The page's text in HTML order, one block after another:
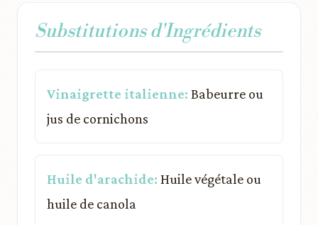
Substitutions d'Ingrédients
Vinaigrette italienne: Babeurre ou
jus de cornichons
Huile d'arachide: Huile végétale ou
huile de canola